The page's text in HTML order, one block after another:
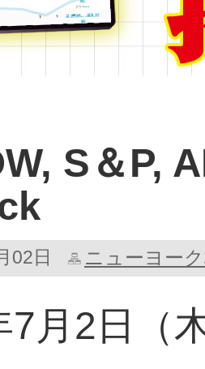
S＆P,
02日 ニューヨー
7月2日